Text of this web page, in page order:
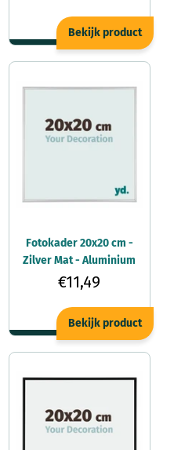
Bekijk product
Fotokader 20x20 cm -
Zilver Mat - Aluminium
- Kent
€11,49
Bekijk product